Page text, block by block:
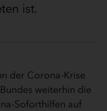
ist.
der Corona-Krise
weiterhin die
Soforthilfen auf